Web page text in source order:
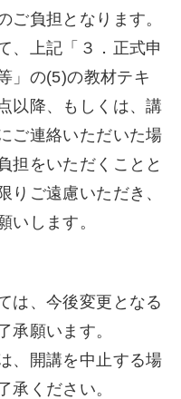
ご負担となります。
、上記「３．正式申
」の(5)の教材テキ
以降、もしくは、講
ご連絡いただいた場
担をいただくことと
りご遠慮いただき、
いします。
は、今後変更となる
承願います。
、開講を中止する場
承ください。